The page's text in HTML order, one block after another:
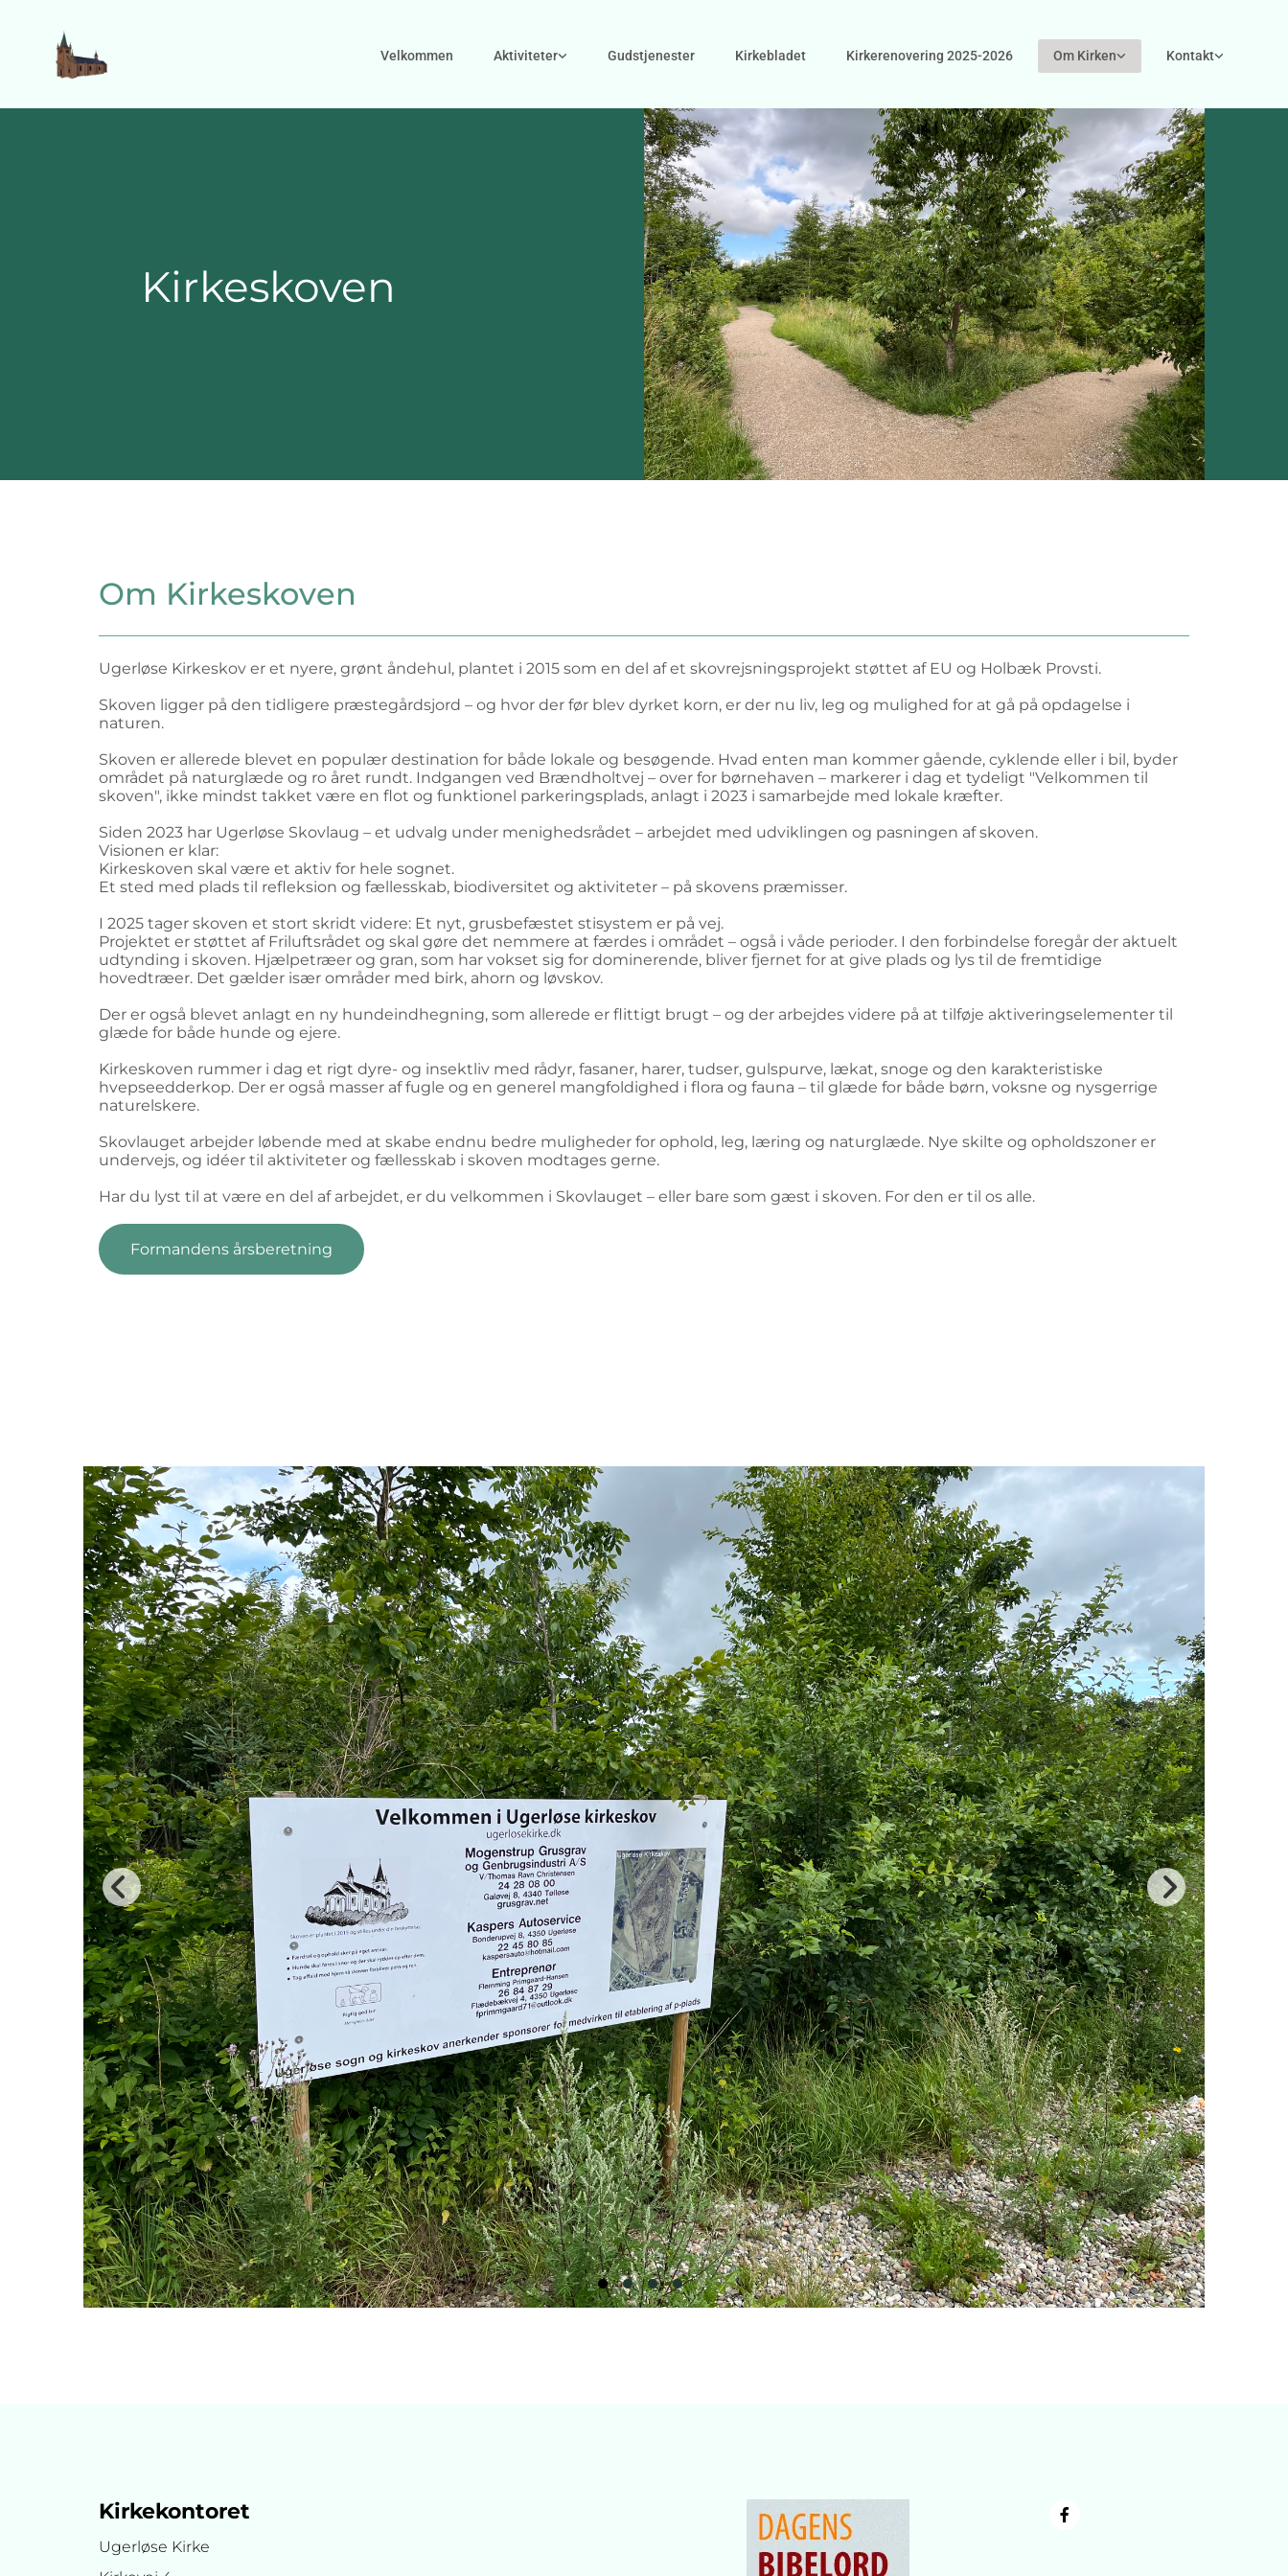
Velkommen Aktiviteter Gudstjenester Kirkebladet Kirkerenovering 2025-2026 Om Kirken Kontakt
Kirkeskoven
Om Kirkeskoven
Ugerløse Kirkeskov er et nyere, grønt åndehul, plantet i 2015 som en del af et skovrejsningsprojekt støttet af EU og Holbæk Provsti.
Skoven ligger på den tidligere præstegårdsjord – og hvor der før blev dyrket korn, er der nu liv, leg og mulighed for at gå på opdagelse i
naturen.
Skoven er allerede blevet en populær destination for både lokale og besøgende. Hvad enten man kommer gående, cyklende eller i bil, byder
området på naturglæde og ro året rundt. Indgangen ved Brændholtvej – over for børnehaven – markerer i dag et tydeligt "Velkommen til
skoven", ikke mindst takket være en flot og funktionel parkeringsplads, anlagt i 2023 i samarbejde med lokale kræfter.
Siden 2023 har Ugerløse Skovlaug – et udvalg under menighedsrådet – arbejdet med udviklingen og pasningen af skoven.
Visionen er klar:
Kirkeskoven skal være et aktiv for hele sognet.
Et sted med plads til refleksion og fællesskab, biodiversitet og aktiviteter – på skovens præmisser.
I 2025 tager skoven et stort skridt videre: Et nyt, grusbefæstet stisystem er på vej.
Projektet er støttet af Friluftsrådet og skal gøre det nemmere at færdes i området – også i våde perioder. I den forbindelse foregår der aktuelt
udtynding i skoven. Hjælpetræer og gran, som har vokset sig for dominerende, bliver fjernet for at give plads og lys til de fremtidige
hovedtræer. Det gælder især områder med birk, ahorn og løvskov.
Der er også blevet anlagt en ny hundeindhegning, som allerede er flittigt brugt – og der arbejdes videre på at tilføje aktiveringselementer til
glæde for både hunde og ejere.
Kirkeskoven rummer i dag et rigt dyre- og insektliv med rådyr, fasaner, harer, tudser, gulspurve, lækat, snoge og den karakteristiske
hvepseedderkop. Der er også masser af fugle og en generel mangfoldighed i flora og fauna – til glæde for både børn, voksne og nysgerrige
naturelskere.
Skovlauget arbejder løbende med at skabe endnu bedre muligheder for ophold, leg, læring og naturglæde. Nye skilte og opholdszoner er
undervejs, og idéer til aktiviteter og fællesskab i skoven modtages gerne.
Har du lyst til at være en del af arbejdet, er du velkommen i Skovlauget – eller bare som gæst i skoven. For den er til os alle.
Formandens årsberetning
Kirkekontoret
Ugerløse Kirke